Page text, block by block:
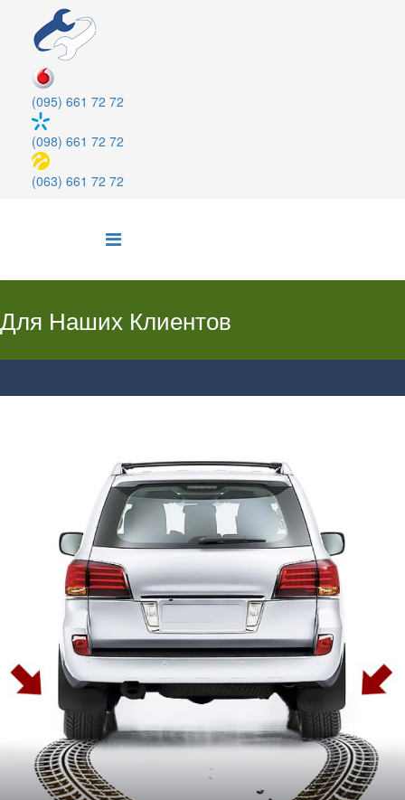
(095) 661 72 72
(098) 661 72 72
(063) 661 72 72
Для Наших Клиентов